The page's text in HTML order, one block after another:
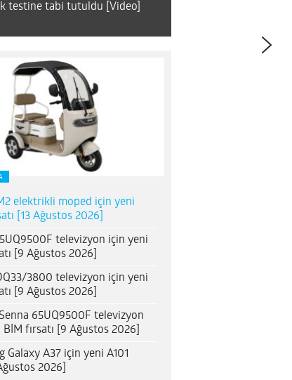
testine tabi tutuldu [Video]
elektrikli moped için yeni
[13 Ağustos 2026]
televizyon için yeni
[9 Ağustos 2026]
3800 televizyon için yeni
[9 Ağustos 2026]
Senna 65UQ9500F televizyon
fırsatı [9 Ağustos 2026]
Galaxy A37 için yeni A101
2026]